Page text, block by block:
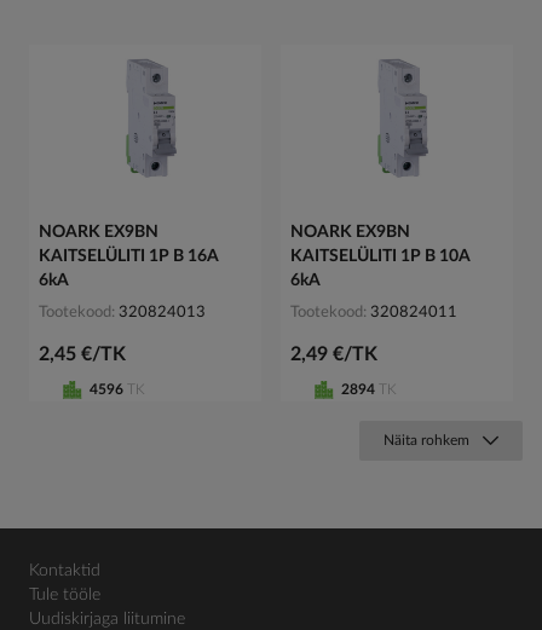
NOARK EX9BN
KAITSELÜLITI 1P B 16A
6kA
Tootekood 320824013
2,45 €/TK
4596 TK
NOARK EX9BN
KAITSELÜLITI 1P B 10A
6kA
Tootekood 320824011
2,49 €/TK
2894 TK
Näita rohkem
Kontaktid
Tule tööle
Uudiskirjaga liitumine